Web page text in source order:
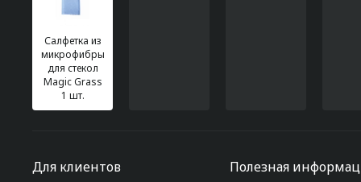
Салфетка из
микрофибры
для стекол
Magic Grass
1 шт.
Для клиентов Полезная